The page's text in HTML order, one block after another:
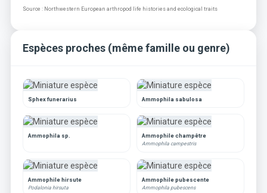
Source : Northwestern European arthropod life histories and ecological traits
Espèces proches (même famille ou genre)
Sphex funerarius Ammophila sabulosa
Ammophila sp. Ammophile champêtre
Ammophila campestris
Ammophile hirsute
Podalonia hirsuta
Ammophile pubescente
Ammophila pubescens